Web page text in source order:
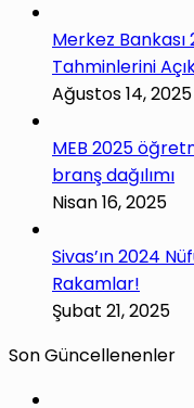
Merkez Bankası
Tahminlerini
Ağustos 14, 2025
MEB 2025
branş dağılımı
Nisan 16, 2025
Sivas’ın 2024
Rakamlar!
Şubat 21, 2025
Son Güncellenenler